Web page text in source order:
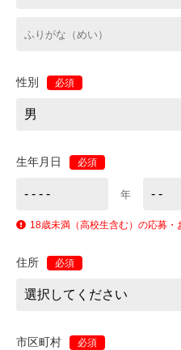
性別 必須
生年月日 必須
年
18歳未満（高校生含む）の応募・
住所 必須
市区町村 必須